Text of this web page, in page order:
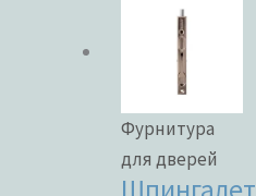
Фурнитура
для дверей